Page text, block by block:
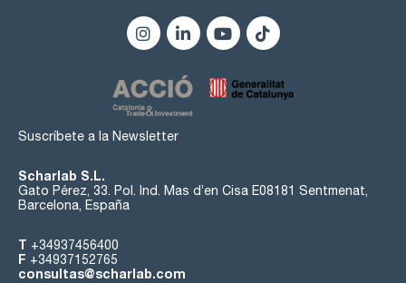
Suscríbete a la Newsletter
Scharlab S.L.
Gato Pérez, 33. Pol. Ind. Mas d’en Cisa E08181 Sentmenat,
Barcelona, España
T +34937456400
F +34937152765
consultas@scharlab.com